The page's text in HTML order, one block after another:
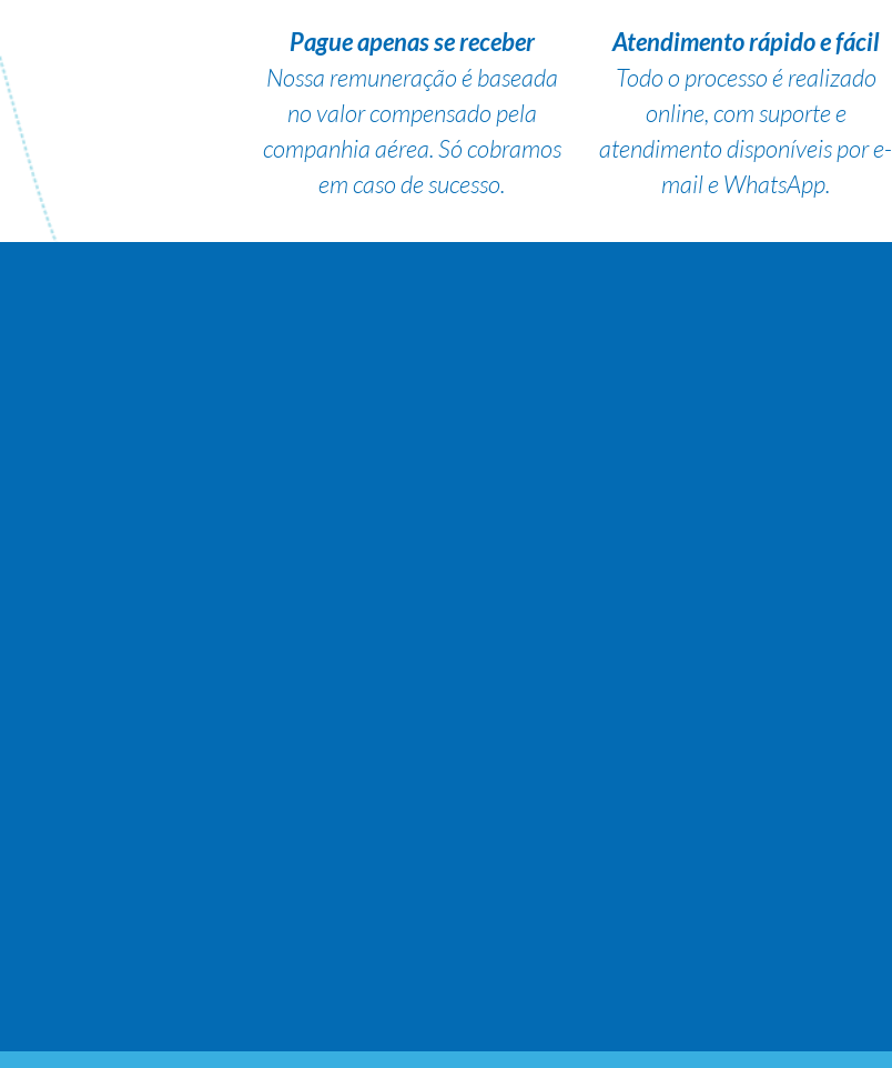
Pague apenas se receber
Nossa remuneração é baseada
no valor compensado pela
companhia aérea. Só cobramos
em caso de sucesso.
Atendimento rápido e fácil
Todo o processo é realizado
online, com suporte e
atendimento disponíveis por e-
mail e WhatsApp.